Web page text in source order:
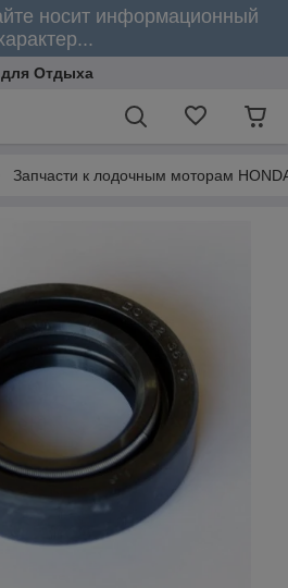
носит информационный
Отдыха
Запчасти к лодочным моторам